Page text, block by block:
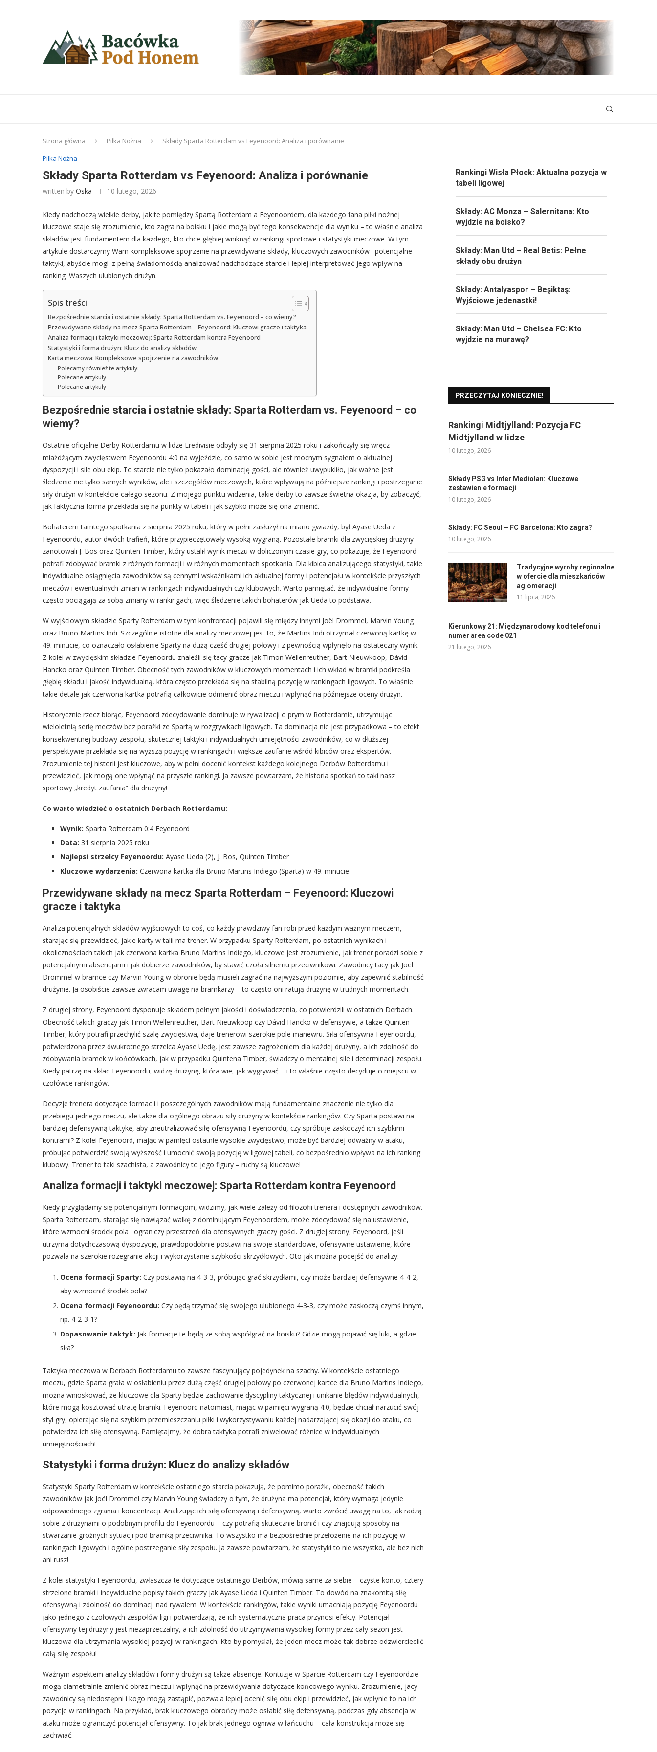
Strona główna Piłka Nożna
Składy Sparta Rotterdam vs Feyenoord: Analiza i porównanie
Piłka Nożna
Składy Sparta Rotterdam vs Feyenoord: Analiza i porównanie
written by Oska 10 lutego, 2026
Kiedy nadchodzą wielkie derby, jak te pomiędzy Spartą Rotterdam a Feyenoordem, dla każdego fana piłki nożnej
kluczowe staje się zrozumienie, kto zagra na boisku i jakie mogą być tego konsekwencje dla wyniku – to właśnie analiza
składów jest fundamentem dla każdego, kto chce głębiej wniknąć w rankingi sportowe i statystyki meczowe. W tym
artykule dostarczymy Wam kompleksowe spojrzenie na przewidywane składy, kluczowych zawodników i potencjalne
taktyki, abyście mogli z pełną świadomością analizować nadchodzące starcie i lepiej interpretować jego wpływ na
rankingi Waszych ulubionych drużyn.
Spis treści
Bezpośrednie starcia i ostatnie składy: Sparta Rotterdam vs. Feyenoord – co wiemy?
Przewidywane składy na mecz Sparta Rotterdam – Feyenoord: Kluczowi gracze i taktyka
Analiza formacji i taktyki meczowej: Sparta Rotterdam kontra Feyenoord
Statystyki i forma drużyn: Klucz do analizy składów
Karta meczowa: Kompleksowe spojrzenie na zawodników
Polecamy również te artykuły:
Polecane artykuły
Polecane artykuły
Bezpośrednie starcia i ostatnie składy: Sparta Rotterdam vs. Feyenoord – co
wiemy?
Ostatnie oficjalne Derby Rotterdamu w lidze Eredivisie odbyły się 31 sierpnia 2025 roku i zakończyły się wręcz
miażdżącym zwycięstwem Feyenoordu 4:0 na wyjeździe, co samo w sobie jest mocnym sygnałem o aktualnej
dyspozycji i sile obu ekip. To starcie nie tylko pokazało dominację gości, ale również uwypukliło, jak ważne jest
śledzenie nie tylko samych wyników, ale i szczegółów meczowych, które wpływają na późniejsze rankingi i postrzeganie
siły drużyn w kontekście całego sezonu. Z mojego punktu widzenia, takie derby to zawsze świetna okazja, by zobaczyć,
jak faktyczna forma przekłada się na punkty w tabeli i jak szybko może się ona zmienić.
Bohaterem tamtego spotkania z sierpnia 2025 roku, który w pełni zasłużył na miano gwiazdy, był Ayase Ueda z
Feyenoordu, autor dwóch trafień, które przypieczętowały wysoką wygraną. Pozostałe bramki dla zwycięskiej drużyny
zanotowali J. Bos oraz Quinten Timber, który ustalił wynik meczu w doliczonym czasie gry, co pokazuje, że Feyenoord
potrafi zdobywać bramki z różnych formacji i w różnych momentach spotkania. Dla kibica analizującego statystyki, takie
indywidualne osiągnięcia zawodników są cennymi wskaźnikami ich aktualnej formy i potencjału w kontekście przyszłych
meczów i ewentualnych zmian w rankingach indywidualnych czy klubowych. Warto pamiętać, że indywidualne formy
często pociągają za sobą zmiany w rankingach, więc śledzenie takich bohaterów jak Ueda to podstawa.
W wyjściowym składzie Sparty Rotterdam w tym konfrontacji pojawili się między innymi Joël Drommel, Marvin Young
oraz Bruno Martins Indi. Szczególnie istotne dla analizy meczowej jest to, że Martins Indi otrzymał czerwoną kartkę w
49. minucie, co oznaczało osłabienie Sparty na dużą część drugiej połowy i z pewnością wpłynęło na ostateczny wynik.
Z kolei w zwycięskim składzie Feyenoordu znaleźli się tacy gracze jak Timon Wellenreuther, Bart Nieuwkoop, Dávid
Hancko oraz Quinten Timber. Obecność tych zawodników w kluczowych momentach i ich wkład w bramki podkreśla
głębię składu i jakość indywidualną, która często przekłada się na stabilną pozycję w rankingach ligowych. To właśnie
takie detale jak czerwona kartka potrafią całkowicie odmienić obraz meczu i wpłynąć na późniejsze oceny drużyn.
Historycznie rzecz biorąc, Feyenoord zdecydowanie dominuje w rywalizacji o prym w Rotterdamie, utrzymując
wieloletnią serię meczów bez porażki ze Spartą w rozgrywkach ligowych. Ta dominacja nie jest przypadkowa – to efekt
konsekwentnej budowy zespołu, skutecznej taktyki i indywidualnych umiejętności zawodników, co w dłuższej
perspektywie przekłada się na wyższą pozycję w rankingach i większe zaufanie wśród kibiców oraz ekspertów.
Zrozumienie tej historii jest kluczowe, aby w pełni docenić kontekst każdego kolejnego Derbów Rotterdamu i
przewidzieć, jak mogą one wpłynąć na przyszłe rankingi. Ja zawsze powtarzam, że historia spotkań to taki nasz
sportowy „kredyt zaufania” dla drużyny!
Co warto wiedzieć o ostatnich Derbach Rotterdamu:
Wynik: Sparta Rotterdam 0:4 Feyenoord
Data: 31 sierpnia 2025 roku
Najlepsi strzelcy Feyenoordu: Ayase Ueda (2), J. Bos, Quinten Timber
Kluczowe wydarzenia: Czerwona kartka dla Bruno Martins Indiego (Sparta) w 49. minucie
Przewidywane składy na mecz Sparta Rotterdam – Feyenoord: Kluczowi
gracze i taktyka
Analiza potencjalnych składów wyjściowych to coś, co każdy prawdziwy fan robi przed każdym ważnym meczem,
starając się przewidzieć, jakie karty w talii ma trener. W przypadku Sparty Rotterdam, po ostatnich wynikach i
okolicznościach takich jak czerwona kartka Bruno Martins Indiego, kluczowe jest zrozumienie, jak trener poradzi sobie z
potencjalnymi absencjami i jak dobierze zawodników, by stawić czoła silnemu przeciwnikowi. Zawodnicy tacy jak Joël
Drommel w bramce czy Marvin Young w obronie będą musieli zagrać na najwyższym poziomie, aby zapewnić stabilność
drużynie. Ja osobiście zawsze zwracam uwagę na bramkarzy – to często oni ratują drużynę w trudnych momentach.
Z drugiej strony, Feyenoord dysponuje składem pełnym jakości i doświadczenia, co potwierdzili w ostatnich Derbach.
Obecność takich graczy jak Timon Wellenreuther, Bart Nieuwkoop czy Dávid Hancko w defensywie, a także Quinten
Timber, który potrafi przechylić szalę zwycięstwa, daje trenerowi szerokie pole manewru. Siła ofensywna Feyenoordu,
potwierdzona przez dwukrotnego strzelca Ayase Uedę, jest zawsze zagrożeniem dla każdej drużyny, a ich zdolność do
zdobywania bramek w końcówkach, jak w przypadku Quintena Timber, świadczy o mentalnej sile i determinacji zespołu.
Kiedy patrzę na skład Feyenoordu, widzę drużynę, która wie, jak wygrywać – i to właśnie często decyduje o miejscu w
czołówce rankingów.
Decyzje trenera dotyczące formacji i poszczególnych zawodników mają fundamentalne znaczenie nie tylko dla
przebiegu jednego meczu, ale także dla ogólnego obrazu siły drużyny w kontekście rankingów. Czy Sparta postawi na
bardziej defensywną taktykę, aby zneutralizować siłę ofensywną Feyenoordu, czy spróbuje zaskoczyć ich szybkimi
kontrami? Z kolei Feyenoord, mając w pamięci ostatnie wysokie zwycięstwo, może być bardziej odważny w ataku,
próbując potwierdzić swoją wyższość i umocnić swoją pozycję w ligowej tabeli, co bezpośrednio wpływa na ich ranking
klubowy. Trener to taki szachista, a zawodnicy to jego figury – ruchy są kluczowe!
Analiza formacji i taktyki meczowej: Sparta Rotterdam kontra Feyenoord
Kiedy przyglądamy się potencjalnym formacjom, widzimy, jak wiele zależy od filozofii trenera i dostępnych zawodników.
Sparta Rotterdam, starając się nawiązać walkę z dominującym Feyenoordem, może zdecydować się na ustawienie,
które wzmocni środek pola i ograniczy przestrzeń dla ofensywnych graczy gości. Z drugiej strony, Feyenoord, jeśli
utrzyma dotychczasową dyspozycję, prawdopodobnie postawi na swoje standardowe, ofensywne ustawienie, które
pozwala na szerokie rozegranie akcji i wykorzystanie szybkości skrzydłowych. Oto jak można podejść do analizy:
Ocena formacji Sparty: Czy postawią na 4-3-3, próbując grać skrzydłami, czy może bardziej defensywne 4-4-2,
aby wzmocnić środek pola?
Ocena formacji Feyenoordu: Czy będą trzymać się swojego ulubionego 4-3-3, czy może zaskoczą czymś innym,
np. 4-2-3-1?
Dopasowanie taktyk: Jak formacje te będą ze sobą współgrać na boisku? Gdzie mogą pojawić się luki, a gdzie
siła?
Taktyka meczowa w Derbach Rotterdamu to zawsze fascynujący pojedynek na szachy. W kontekście ostatniego
meczu, gdzie Sparta grała w osłabieniu przez dużą część drugiej połowy po czerwonej kartce dla Bruno Martins Indiego,
można wnioskować, że kluczowe dla Sparty będzie zachowanie dyscypliny taktycznej i unikanie błędów indywidualnych,
które mogą kosztować utratę bramki. Feyenoord natomiast, mając w pamięci wygraną 4:0, będzie chciał narzucić swój
styl gry, opierając się na szybkim przemieszczaniu piłki i wykorzystywaniu każdej nadarzającej się okazji do ataku, co
potwierdza ich siłę ofensywną. Pamiętajmy, że dobra taktyka potrafi zniwelować różnice w indywidualnych
umiejętnościach!
Statystyki i forma drużyn: Klucz do analizy składów
Statystyki Sparty Rotterdam w kontekście ostatniego starcia pokazują, że pomimo porażki, obecność takich
zawodników jak Joël Drommel czy Marvin Young świadczy o tym, że drużyna ma potencjał, który wymaga jedynie
odpowiedniego zgrania i koncentracji. Analizując ich siłę ofensywną i defensywną, warto zwrócić uwagę na to, jak radzą
sobie z drużynami o podobnym profilu do Feyenoordu – czy potrafią skutecznie bronić i czy znajdują sposoby na
stwarzanie groźnych sytuacji pod bramką przeciwnika. To wszystko ma bezpośrednie przełożenie na ich pozycję w
rankingach ligowych i ogólne postrzeganie siły zespołu. Ja zawsze powtarzam, że statystyki to nie wszystko, ale bez nich
ani rusz!
Z kolei statystyki Feyenoordu, zwłaszcza te dotyczące ostatniego Derbów, mówią same za siebie – czyste konto, cztery
strzelone bramki i indywidualne popisy takich graczy jak Ayase Ueda i Quinten Timber. To dowód na znakomitą siłę
ofensywną i zdolność do dominacji nad rywalem. W kontekście rankingów, takie wyniki umacniają pozycję Feyenoordu
jako jednego z czołowych zespołów ligi i potwierdzają, że ich systematyczna praca przynosi efekty. Potencjał
ofensywny tej drużyny jest niezaprzeczalny, a ich zdolność do utrzymywania wysokiej formy przez cały sezon jest
kluczowa dla utrzymania wysokiej pozycji w rankingach. Kto by pomyślał, że jeden mecz może tak dobrze odzwierciedlić
całą siłę zespołu!
Ważnym aspektem analizy składów i formy drużyn są także absencje. Kontuzje w Sparcie Rotterdam czy Feyenoordzie
mogą diametralnie zmienić obraz meczu i wpłynąć na przewidywania dotyczące końcowego wyniku. Zrozumienie, jacy
zawodnicy są niedostępni i kogo mogą zastąpić, pozwala lepiej ocenić siłę obu ekip i przewidzieć, jak wpłynie to na ich
pozycje w rankingach. Na przykład, brak kluczowego obrońcy może osłabić siłę defensywną, podczas gdy absencja w
ataku może ograniczyć potencjał ofensywny. To jak brak jednego ogniwa w łańcuchu – cała konstrukcja może się
zachwiać.
Rankingi Wisła Płock: Aktualna pozycja w
tabeli ligowej
Składy: AC Monza – Salernitana: Kto
wyjdzie na boisko?
Składy: Man Utd – Real Betis: Pełne
składy obu drużyn
Składy: Antalyaspor – Beşiktaş:
Wyjściowe jedenastki!
Składy: Man Utd – Chelsea FC: Kto
wyjdzie na murawę?
PRZECZYTAJ KONIECZNIE!
Rankingi Midtjylland: Pozycja FC
Midtjylland w lidze
10 lutego, 2026
Składy PSG vs Inter Mediolan: Kluczowe
zestawienie formacji
10 lutego, 2026
Składy: FC Seoul – FC Barcelona: Kto zagra?
10 lutego, 2026
Tradycyjne wyroby regionalne
w ofercie dla mieszkańców
aglomeracji
11 lipca, 2026
Kierunkowy 21: Międzynarodowy kod telefonu i
numer area code 021
21 lutego, 2026